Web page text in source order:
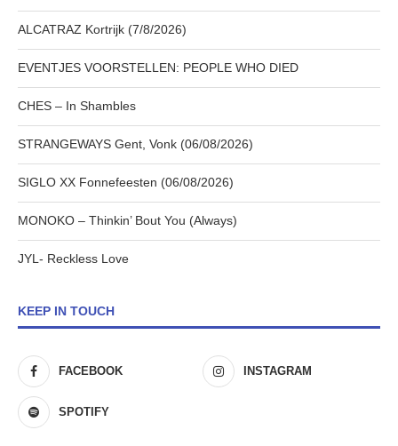
ALCATRAZ Kortrijk (7/8/2026)
EVENTJES VOORSTELLEN: PEOPLE WHO DIED
CHES – In Shambles
STRANGEWAYS Gent, Vonk (06/08/2026)
SIGLO XX Fonnefeesten (06/08/2026)
MONOKO – Thinkin’ Bout You (Always)
JYL- Reckless Love
KEEP IN TOUCH
FACEBOOK INSTAGRAM
SPOTIFY